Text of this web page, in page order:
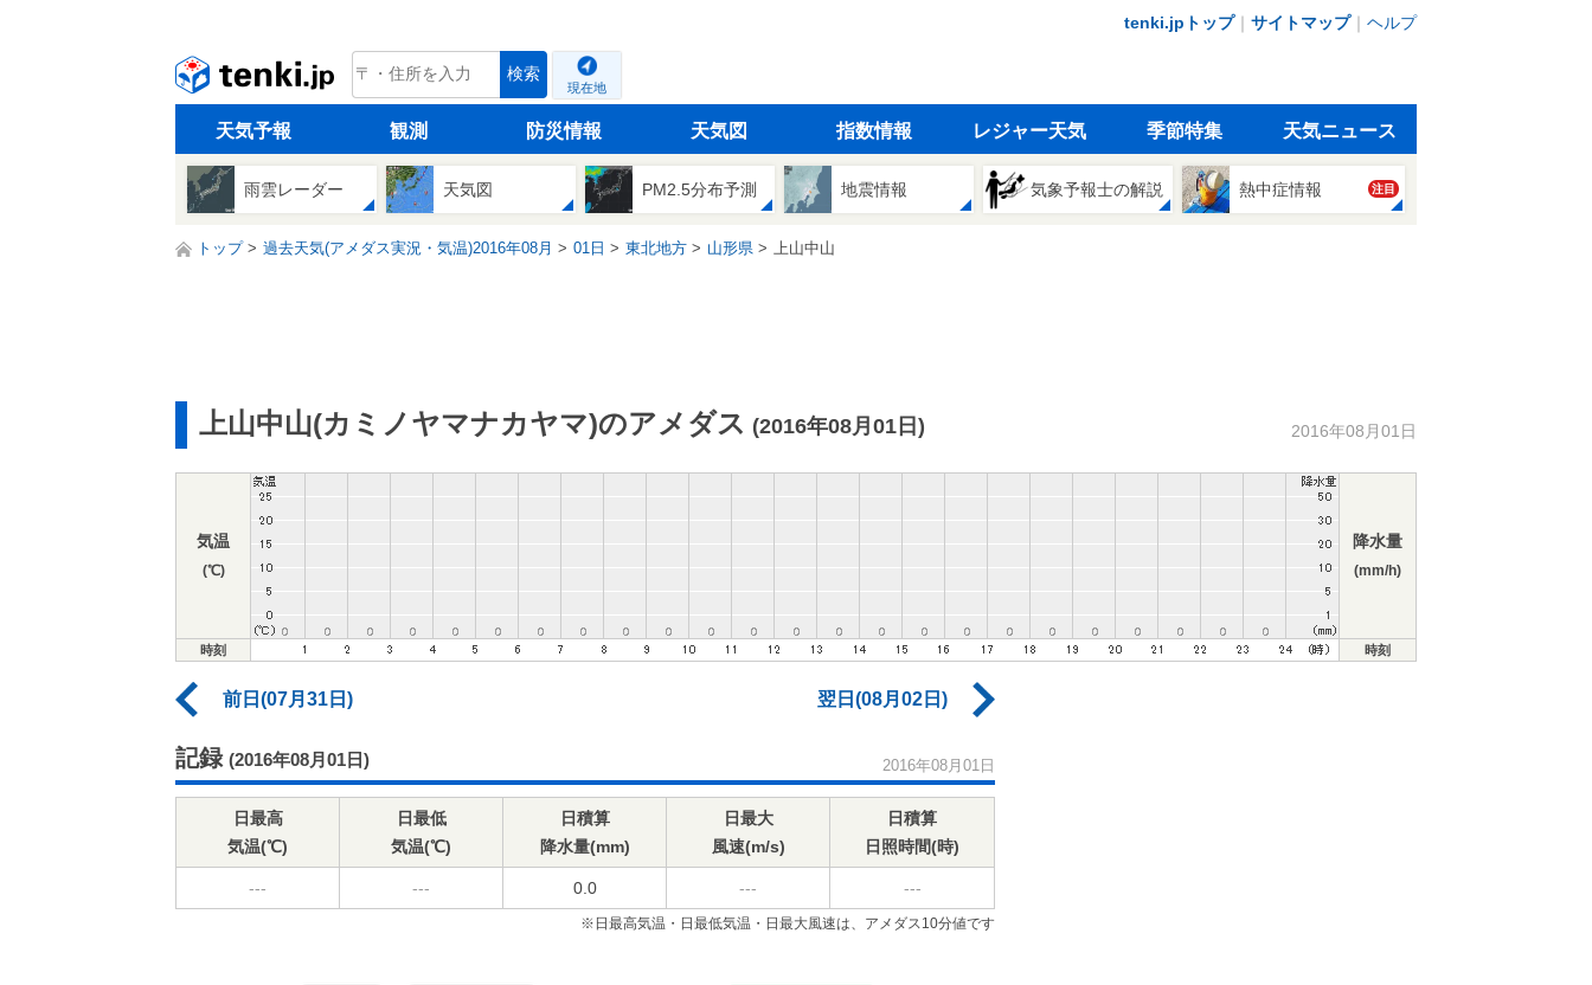
tenki.jpトップ｜ サイトマップ｜ ヘルプ
tenki.jp 検索
現在地
天気予報 観測 防災情報 天気図 指数情報 レジャー天気 季節特集 天気ニュース
雨雲レーダー 天気図 PM2.5分布予測 地震情報 気象予報士の解説 熱中症情報 注目
トップ 過去天気(アメダス実況・気温)2016年08月 01日 東北地方 山形県 上山中山
上山中山(カミノヤマナカヤマ)のアメダス (2016年08月01日) 2016年08月01日
気温
(℃)
降水量
(mm/h)
時刻 時刻
前日(07月31日) 翌日(08月02日)
記録 (2016年08月01日) 2016年08月01日
日最高
気温(℃)
日最低
気温(℃)
日積算
降水量(mm)
日最大
風速(m/s)
日積算
日照時間(時)
--- --- 0.0 --- ---
※日最高気温・日最低気温・日最大風速は、アメダス10分値です